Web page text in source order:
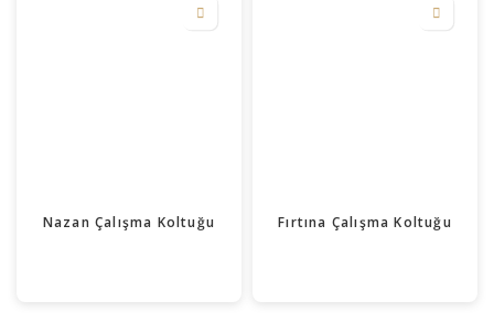
Nazan Çalışma Koltuğu Fırtına Çalışma Koltuğu